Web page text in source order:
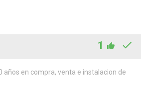
1
años en compra, venta e instalacion de